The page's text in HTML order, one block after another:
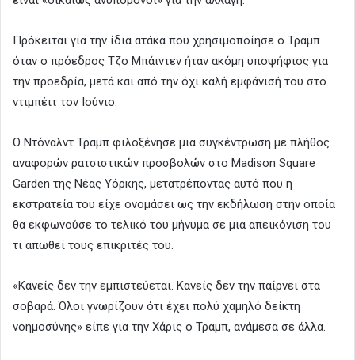
Πρόκειται για την ίδια ατάκα που χρησιμοποίησε ο Τραμπ
όταν ο πρόεδρος Τζο Μπάιντεν ήταν ακόμη υποψήφιος για
την προεδρία, μετά και από την όχι καλή εμφάνισή του στο
ντιμπέιτ τον Ιούνιο.
Ο Ντόναλντ Τραμπ φιλοξένησε μια συγκέντρωση με πλήθος
αναφορών ρατσιστικών προσβολών στο Madison Square
Garden της Νέας Υόρκης, μετατρέποντας αυτό που η
εκστρατεία του είχε ονομάσει ως την εκδήλωση στην οποία
θα εκφωνούσε το τελικό του μήνυμα σε μια απεικόνιση του
τι απωθεί τους επικριτές του.
«Κανείς δεν την εμπιστεύεται. Κανείς δεν την παίρνει στα
σοβαρά. Όλοι γνωρίζουν ότι έχει πολύ χαμηλό δείκτη
νοημοσύνης» είπε για την Χάρις ο Τραμπ, ανάμεσα σε άλλα.